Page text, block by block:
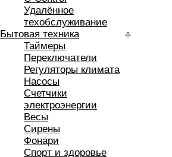
Удалённое
техобслуживание
Бытовая техника
Таймеры
Переключатели
Регуляторы климата
Насосы
Счетчики
электроэнергии
Весы
Сирены
Фонари
Спорт и здоровье